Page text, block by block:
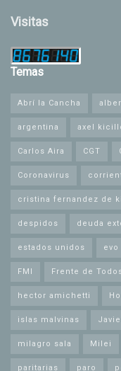
Visitas
Temas
Abrí la Cancha
argentina axel
Carlos Aira CGT
Coronavirus
cristina fernandez de
despidos deuda
estados unidos
FMI Frente de
hector amichetti
islas malvinas
milagro sala Milei
paritarias paro